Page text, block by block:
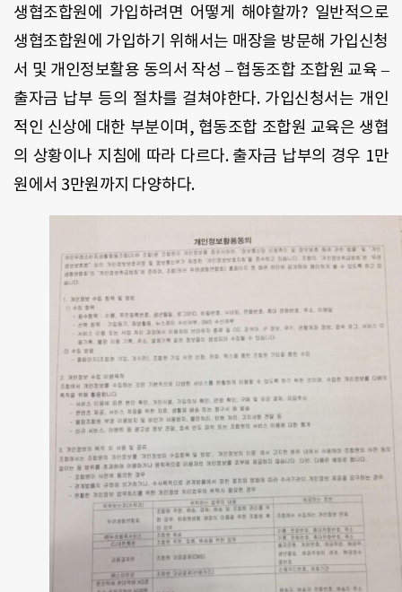
생협조합원에 가입하려면 어떻게 해야할까? 일반적으로
생협조합원에 가입하기 위해서는 매장을 방문해 가입신청
서 및 개인정보활용 동의서 작성 – 협동조합 조합원 교육 –
출자금 납부 등의 절차를 걸쳐야한다. 가입신청서는 개인
적인 신상에 대한 부분이며, 협동조합 조합원 교육은 생협
의 상황이나 지침에 따라 다르다. 출자금 납부의 경우 1만
원에서 3만원까지 다양하다.